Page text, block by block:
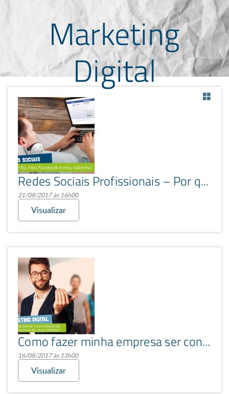
Marketing
Digital
Redes Sociais Profissionais – Por que escolher uma agência?
21/08/2017 às 16h00
Visualizar
Como fazer minha empresa ser conhecida?
16/08/2017 às 13h00
Visualizar